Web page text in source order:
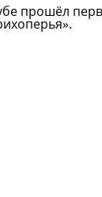
прошёл